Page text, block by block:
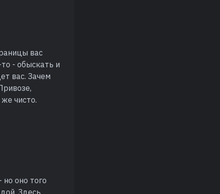
вас
- обыскать и
вас. Зачем
чисто.
оно того